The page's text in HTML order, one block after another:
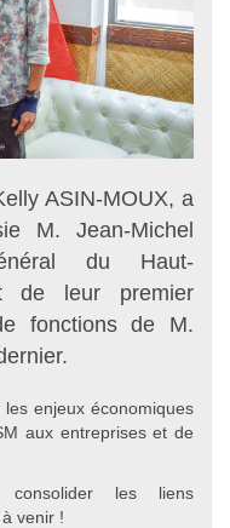
ASIN-MOUX, a
M. Jean-Michel
du Haut-
de leur premier
fonctions de M.
enjeux économiques
aux entreprises et de
les liens
venir !